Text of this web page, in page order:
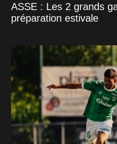
ASSE : Les 2 grands
préparation estivale